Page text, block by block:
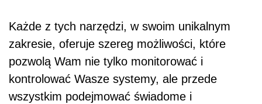
Każde z tych narzędzi, w swoim unikalnym
zakresie, oferuje szereg możliwości, które
pozwolą Wam nie tylko monitorować i
kontrolować Wasze systemy, ale przede
wszystkim podejmować świadome i